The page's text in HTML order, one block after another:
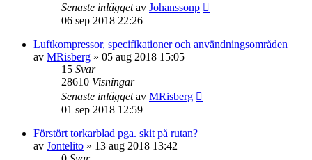
Senaste inläggetav Johanssonp
06 sep 2018 22:26
Luftkompressor, specifikationer och användningsområden
av MRisberg » 05 aug 2018 15:05
15 Svar
28610 Visningar
Senaste inläggetav MRisberg
01 sep 2018 12:59
Förstört torkarblad pga. skit på rutan?
av Jontelito » 13 aug 2018 13:42